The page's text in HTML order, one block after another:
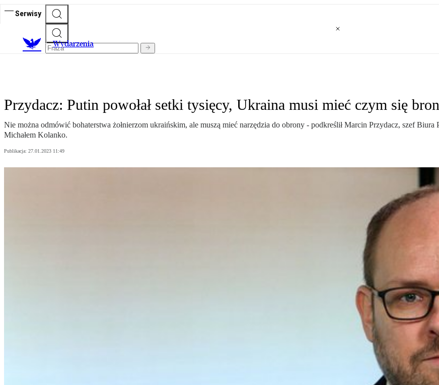
Serwisy
Wydarzenia
Przydacz: Putin powołał setki tysięcy, Ukraina musi mieć czym się
Nie można odmówić bohaterstwa żołnierzom ukraińskim, ale muszą mieć narzędzia do obrony - podkreślił Marcin Przydacz, szef
Michałem Kolanko.
Publikacja: 27.01.2023 11:49